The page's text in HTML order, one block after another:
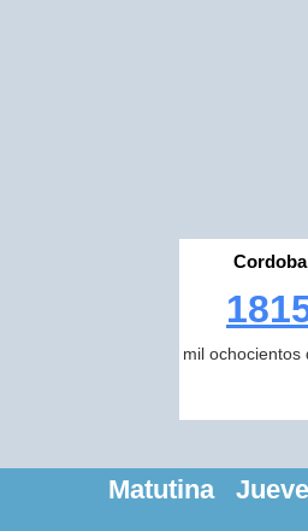
Cordoba
mil ochocientos
Matutina